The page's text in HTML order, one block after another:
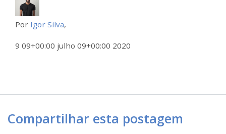
Por Igor Silva,
9 09+00:00 julho 09+00:00 2020
Compartilhar esta postagem